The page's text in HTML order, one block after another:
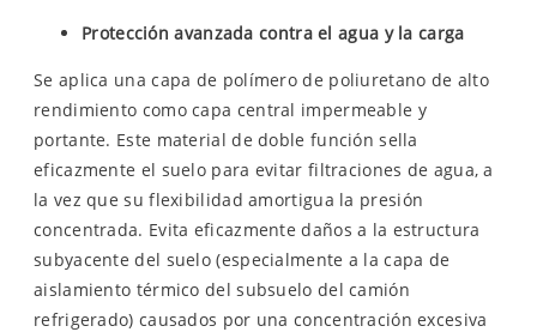
Protección avanzada contra el agua y la carga
Se aplica una capa de polímero de poliuretano de alto
rendimiento como capa central impermeable y
portante. Este material de doble función sella
eficazmente el suelo para evitar filtraciones de agua, a
la vez que su flexibilidad amortigua la presión
concentrada. Evita eficazmente daños a la estructura
subyacente del suelo (especialmente a la capa de
aislamiento térmico del subsuelo del camión
refrigerado) causados ​​por una concentración excesiva